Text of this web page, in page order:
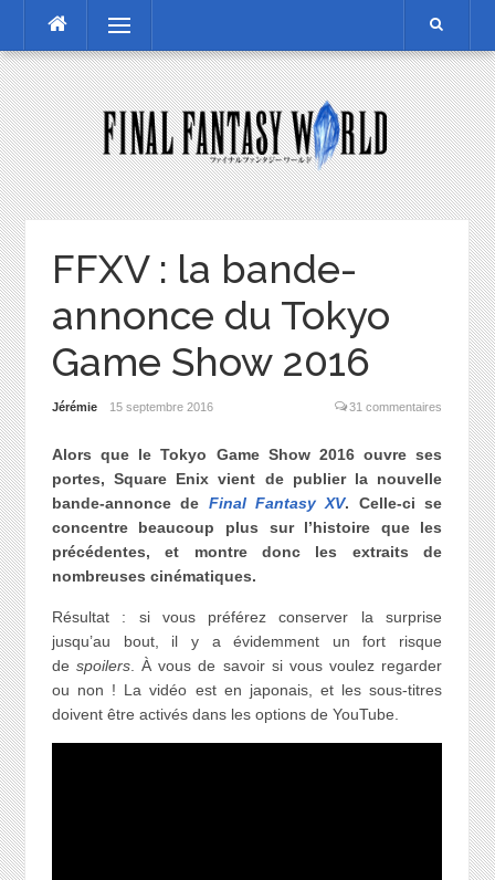
content
Menu
FFXV : la bande-
annonce du Tokyo
Game Show 2016
Jérémie 15 septembre 2016 31 commentaires
Alors que le Tokyo Game Show 2016 ouvre ses
portes, Square Enix vient de publier la nouvelle
bande-annonce de Final Fantasy XV. Celle-ci se
concentre beaucoup plus sur l’histoire que les
précédentes, et montre donc les extraits de
nombreuses cinématiques.
Résultat : si vous préférez conserver la surprise
jusqu’au bout, il y a évidemment un fort risque
despoilers . À vous de savoir si vous voulez regarder
ou non ! La vidéo est en japonais, et les sous-titres
doivent être activés dans les options de YouTube.